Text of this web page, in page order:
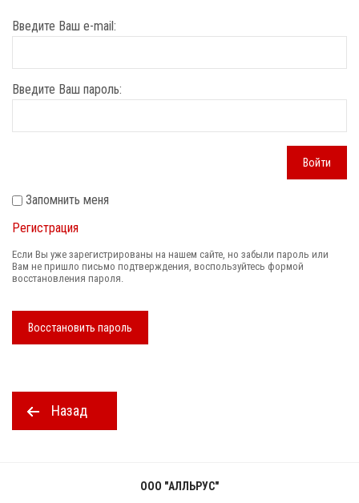
Введите Ваш e-mail:
Введите Ваш пароль:
Войти
Запомнить меня
Регистрация
Если Вы уже зарегистрированы на нашем сайте, но забыли пароль или
Вам не пришло письмо подтверждения, воспользуйтесь формой
восстановления пароля.
Восстановить пароль
Назад
ООО "АЛЛЬРУС"